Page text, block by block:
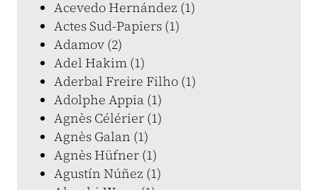
Acevedo Hernández (1)
Actes Sud-Papiers (1)
Adamov (2)
Adel Hakim (1)
Aderbal Freire Filho (1)
Adolphe Appia (1)
Agnès Célérier (1)
Agnès Galan (1)
Agnès Hüfner (1)
Agustín Núñez (1)